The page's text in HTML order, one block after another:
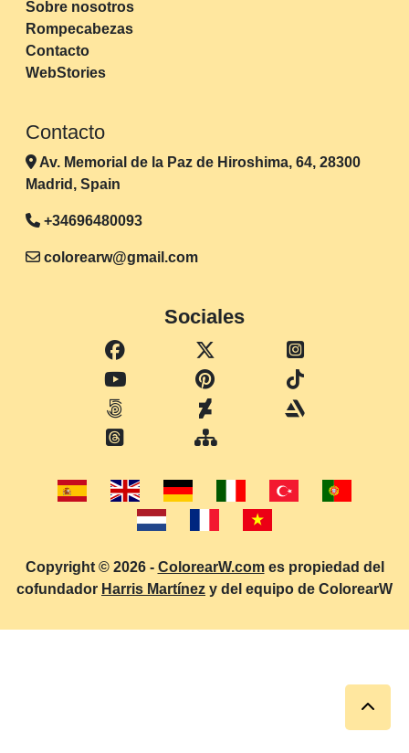
Sobre nosotros
Rompecabezas
Contacto
WebStories
Contacto
Av. Memorial de la Paz de Hiroshima, 64, 28300
Madrid, Spain
+34696480093
colorearw@gmail.com
Sociales
Copyright © 2026 - ColorearW.comes propiedad del
cofundador Harris Martínez y del equipo de ColorearW